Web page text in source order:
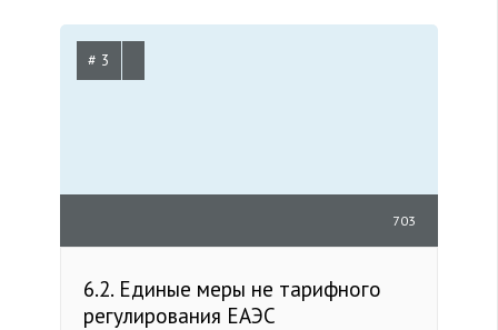
# 3
703
6.2. Единые меры не тарифного
регулирования ЕАЭС